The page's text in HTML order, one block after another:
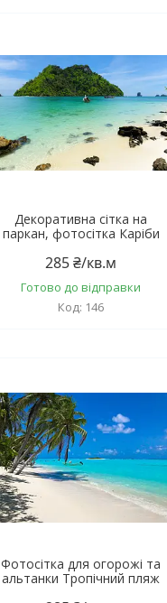
Декоративна сітка на
паркан, фотосітка Каріби
285 ₴/кв.м
Готово до відправки
146
Фотосітка для огорожі та
альтанки Тропічний пляж